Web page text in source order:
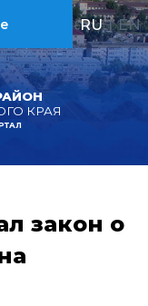
КРАЯ
RU | EN
закон о